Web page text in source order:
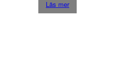
Läs mer